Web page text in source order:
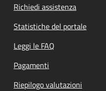
Richiedi assistenza
Statistiche del portale
Leggi le FAQ
Pagamenti
Riepilogo valutazioni